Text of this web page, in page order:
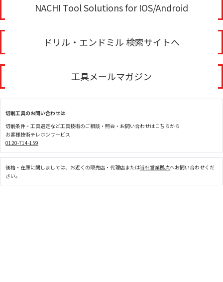
NACHI Tool Solutions for IOS/Android
ドリル・エンドミル 検索サイトへ
工具メールマガジン
切削工具のお問い合わせは
切削条件・工具選定など工具技術のご相談・照会・お問い合わせはこちらから
お客様技術テレホンサービス
0120-714-159
価格・在庫に関しましては、お近くの販売店・代理店または当社営業拠点へお問い合わせくだ
さい。